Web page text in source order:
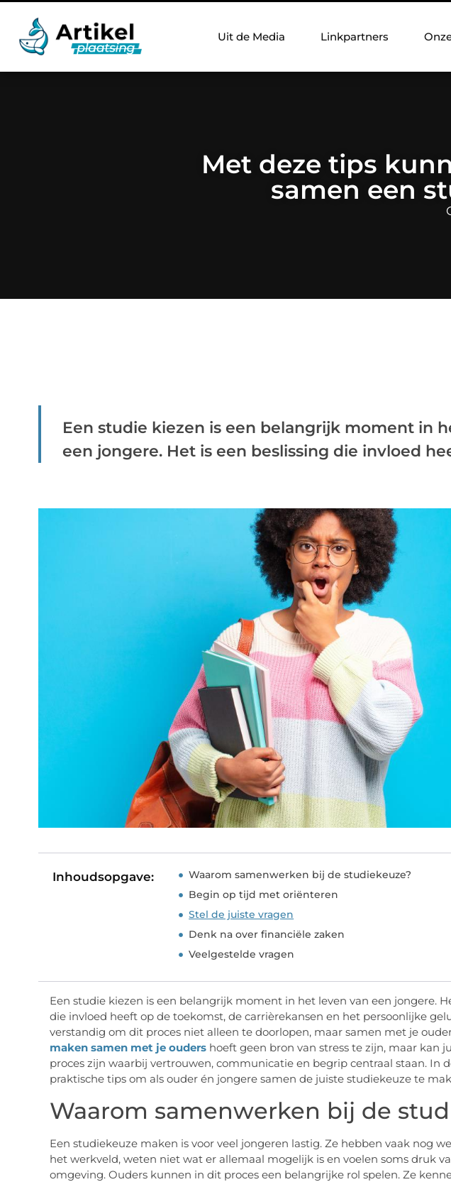
Uit de Media Linkpartners
Met deze tips
samen een
Een studie kiezen is een belangrijk moment in
een jongere. Het is een beslissing die invloed
Inhoudsopgave:
Waarom samenwerken bij de studiekeuze?
Begin op tijd met oriënteren
Stel de juiste vragen
Denk na over financiële zaken
Veelgestelde vragen
Een studie kiezen is een belangrijk moment in het leven van een jongere.
die invloed heeft op de toekomst, de carrièrekansen en het persoonlijke
verstandig om dit proces niet alleen te doorlopen, maar samen met je
maken samen met je oudershoeft geen bron van stress te zijn, maar kan
proces zijn waarbij vertrouwen, communicatie en begrip centraal staan. In
praktische tips om als ouder én jongere samen de juiste studiekeuze te
Waarom samenwerken bij de
Een studiekeuze maken is voor veel jongeren lastig. Ze hebben vaak nog
het werkveld, weten niet wat er allemaal mogelijk is en voelen soms druk
omgeving. Ouders kunnen in dit proces een belangrijke rol spelen. Ze